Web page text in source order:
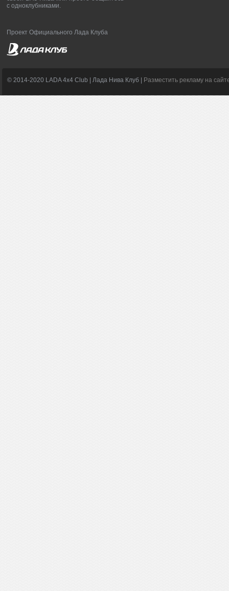
с одноклубниками.
Проект Официального Лада Клуба
© 2014-2020 LADA 4x4 Club | Лада Нива Клуб | Разместить рекламу на